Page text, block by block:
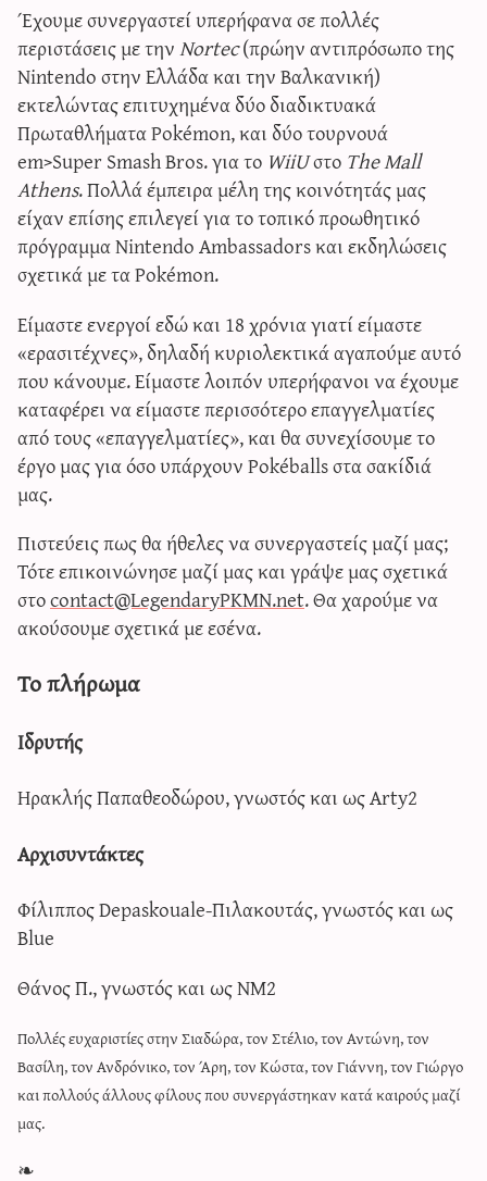
Έχουμε συνεργαστεί υπερήφανα σε πολλές
περιστάσεις με τηνNortec(πρώην αντιπρόσωπο της
Nintendo στην Ελλάδα και την Βαλκανική)
εκτελώντας επιτυχημένα δύο διαδικτυακά
Πρωταθλήματα Pokémon, και δύο τουρνουά
em>Super Smash Bros. για το WiiUστοThe Mall
Athens. Πολλά έμπειρα μέλη της κοινότητάς μας
είχαν επίσης επιλεγεί για το τοπικό προωθητικό
πρόγραμμα Nintendo Ambassadors και εκδηλώσεις
σχετικά με τα Pokémon.
Είμαστε ενεργοί εδώ και 18 χρόνια γιατί είμαστε
«ερασιτέχνες», δηλαδή κυριολεκτικά αγαπούμε αυτό
που κάνουμε. Είμαστε λοιπόν υπερήφανοι να έχουμε
καταφέρει να είμαστε περισσότερο επαγγελματίες
από τους «επαγγελματίες», και θα συνεχίσουμε το
έργο μας για όσο υπάρχουν Pokéballs στα σακίδιά
μας.
Πιστεύεις πως θα ήθελες να συνεργαστείς μαζί μας;
Τότε επικοινώνησε μαζί μας και γράψε μας σχετικά
στοcontact@LegendaryPKMN.net. Θα χαρούμε να
ακούσουμε σχετικά με εσένα.
Το πλήρωμα
Ιδρυτής
Ηρακλής Παπαθεοδώρου, γνωστός και ως Arty2
Αρχισυντάκτες
Φίλιππος Depaskouale-Πιλακουτάς, γνωστός και ως
Blue
Θάνος Π., γνωστός και ως NM2
Πολλές ευχαριστίες στην Σιαδώρα, τον Στέλιο, τον Αντώνη, τον
Βασίλη, τον Ανδρόνικο, τον Άρη, τον Κώστα, τον Γιάννη, τον Γιώργο
και πολλούς άλλους φίλους που συνεργάστηκαν κατά καιρούς μαζί
μας.
❧